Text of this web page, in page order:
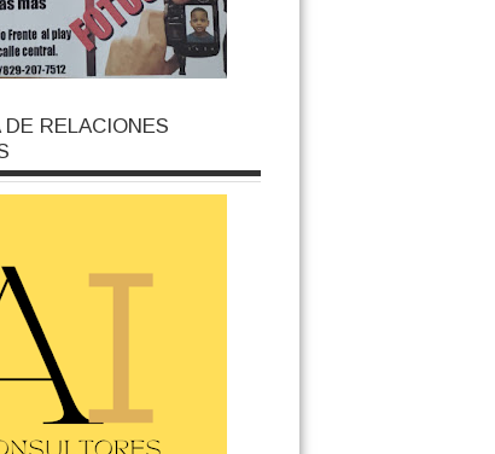
DE RELACIONES